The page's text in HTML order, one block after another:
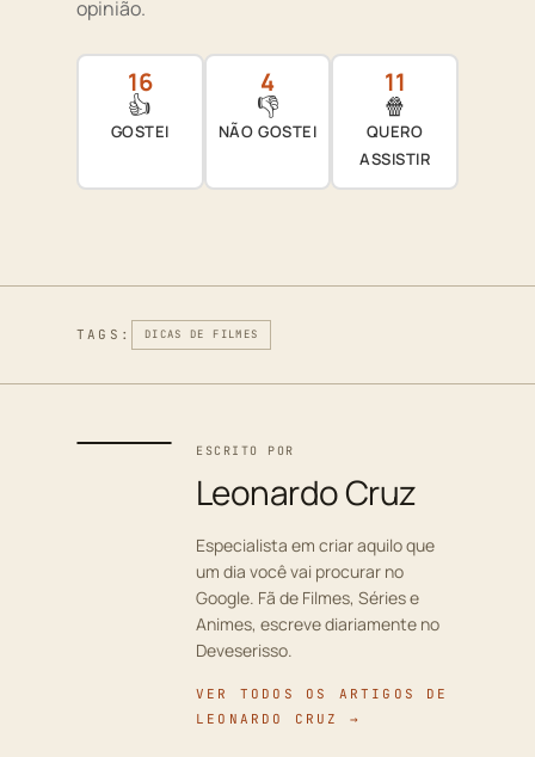
opinião.
16
👍
GOSTEI
4
👎
NÃO GOSTEI
11
🍿
QUERO
ASSISTIR
TAGS: DICAS DE FILMES
ESCRITO POR
Leonardo Cruz
Especialista em criar aquilo que
um dia você vai procurar no
Google. Fã de Filmes, Séries e
Animes, escreve diariamente no
Deveserisso.
VER TODOS OS ARTIGOS DE
LEONARDO CRUZ →